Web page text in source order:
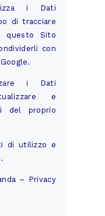
i Dati
di tracciare
questo Sito
con
i Dati
e
del proprio
di utilizzo e
– Privacy